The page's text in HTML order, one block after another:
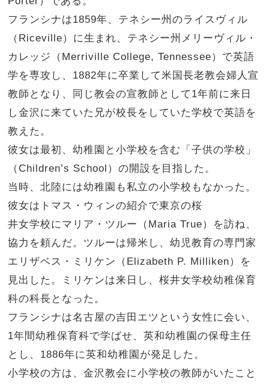
フランシナは1859年、テネシー州のライスヴィル
（Riceville）に生まれ、テネシー州メリーヴィル・
カレッジ（Merriville College, Tennessee）で英語
学を専攻し、1882年に卒業して米国長老教会婦人宣
教師となり、同じ教会の宣教師として1年前に来日
し金沢に来ていた兄が校長をしていた学校で英語を
教えた。
彼女は最初、幼稚園と小学校を含む「子供の学校」
（Children’s School）の開設を目指した。
当時、北陸には幼稚園も私立の小学校もなかった。
彼女はトマス・ウィンの紹介で東京の桜
井女学校にマリア・ツルー（Maria True）を訪ね、
協力を頼んだ。ツルーは帰米し、幼児教育の専門家
エリザベス・ミリケン（Elizabeth P. Milliken）を
見出した。ミリケンは来日し、桜井女学校幼稚保育
科の科長となった。
フランシナは名古屋の吉田エツという女性に会い、
1年間幼稚保育科で学ばせ、英和幼稚園の保母主任
とし、1886年に英和幼稚園が発足した。
小学校の方は、金沢教会に小学校の教師がいたこと